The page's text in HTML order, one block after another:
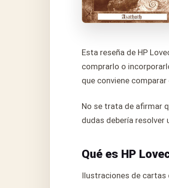
Esta reseña de HP
comprarlo o
que conviene
No se trata de afirmar
dudas debería resolver
Qué es HP
Ilustraciones de cartas